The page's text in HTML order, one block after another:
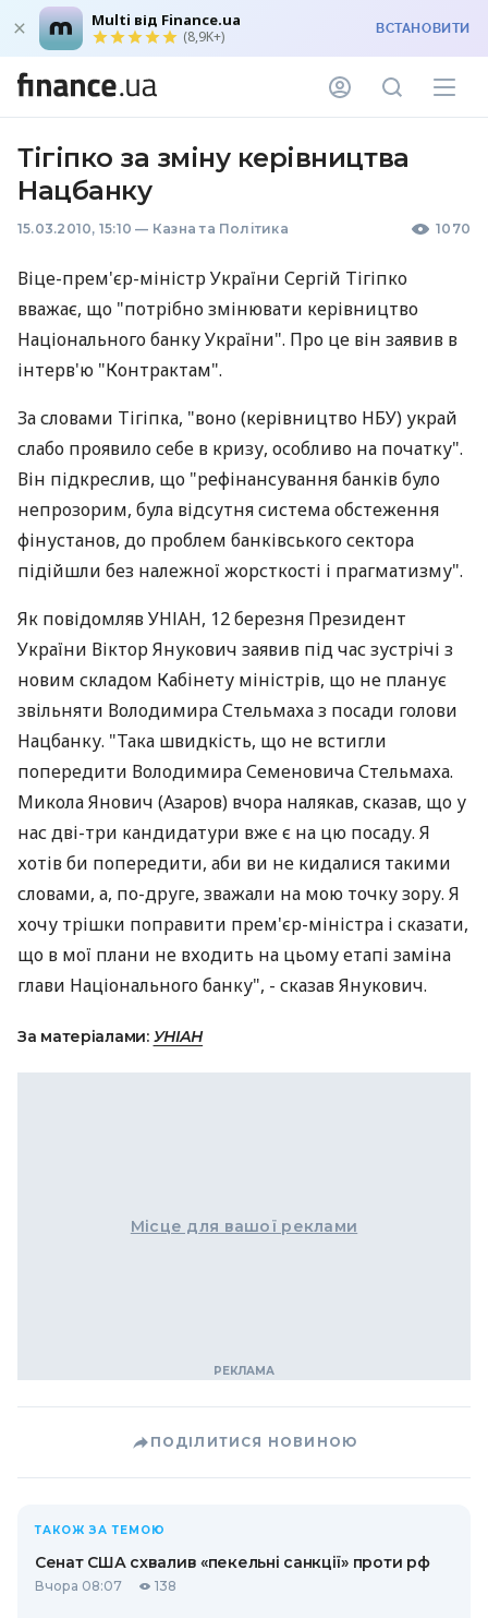
Multi від Finance.ua
(8,9K+) ВСТАНОВИТИ
Тігіпко за зміну керівництва
Нацбанку
15.03.2010, 15:10 — Казна та Політика 1070
Віце-прем'єр-міністр України Сергій Тігіпко
вважає, що "потрібно змінювати керівництво
Національного банку України". Про це він заявив в
інтерв'ю "Контрактам".
За словами Тігіпка, "воно (керівництво НБУ) украй
слабо проявило себе в кризу, особливо на початку".
Він підкреслив, що "рефінансування банків було
непрозорим, була відсутня система обстеження
фінустанов, до проблем банківського сектора
підійшли без належної жорсткості і прагматизму".
Як повідомляв УНІАН, 12 березня Президент
України Віктор Янукович заявив під час зустрічі з
новим складом Кабінету міністрів, що не планує
звільняти Володимира Стельмаха з посади голови
Нацбанку. "Така швидкість, що не встигли
попередити Володимира Семеновича Стельмаха.
Микола Янович (Азаров) вчора налякав, сказав, що у
нас дві-три кандидатури вже є на цю посаду. Я
хотів би попередити, аби ви не кидалися такими
словами, а, по-друге, зважали на мою точку зору. Я
хочу трішки поправити прем'єр-міністра і сказати,
що в мої плани не входить на цьому етапі заміна
глави Національного банку", - сказав Янукович.
За матеріалами: УНІАН
Місце для вашої реклами
ПОДІЛИТИСЯ НОВИНОЮ
ТАКОЖ ЗА ТЕМОЮ
Сенат США схвалив «пекельні санкції» проти рф
Вчора 08:07 138